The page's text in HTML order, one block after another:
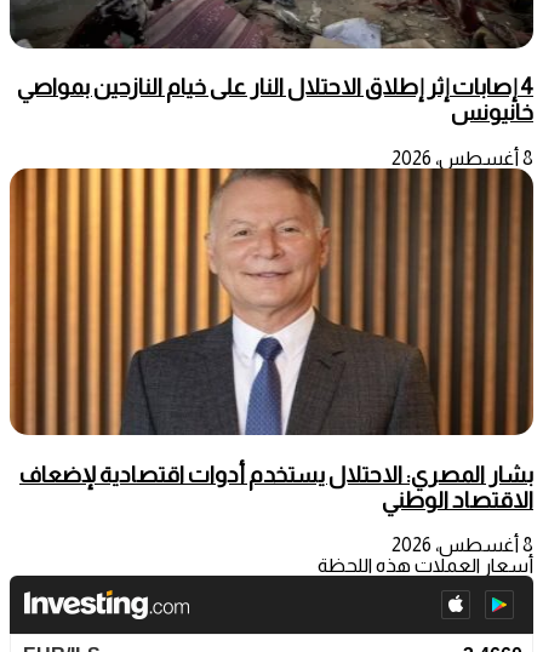
4 إصابات إثر إطلاق الاحتلال النار على خيام النازحين بمواصي
خانيونس
8 أغسطس، 2026
بشار المصري: الاحتلال يستخدم أدوات اقتصادية لإضعاف
الاقتصاد الوطني
8 أغسطس، 2026
أسعار العملات هذه اللحظة